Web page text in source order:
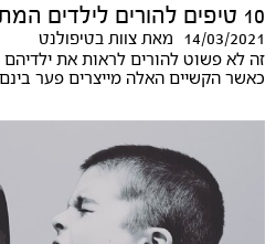
10 טיפים להורים לילדים המתמודדים עם ADHD
14/03/2021 מאת צוות בטיפולנט
זה לא פשוט להורים לראות את
כאשר הקשיים האלה מייצרים פער